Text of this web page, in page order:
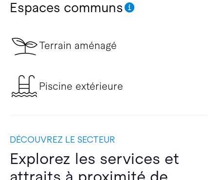
Espaces communs
Terrain aménagé
Piscine extérieure
DÉCOUVREZ LE SECTEUR
Explorez les services et